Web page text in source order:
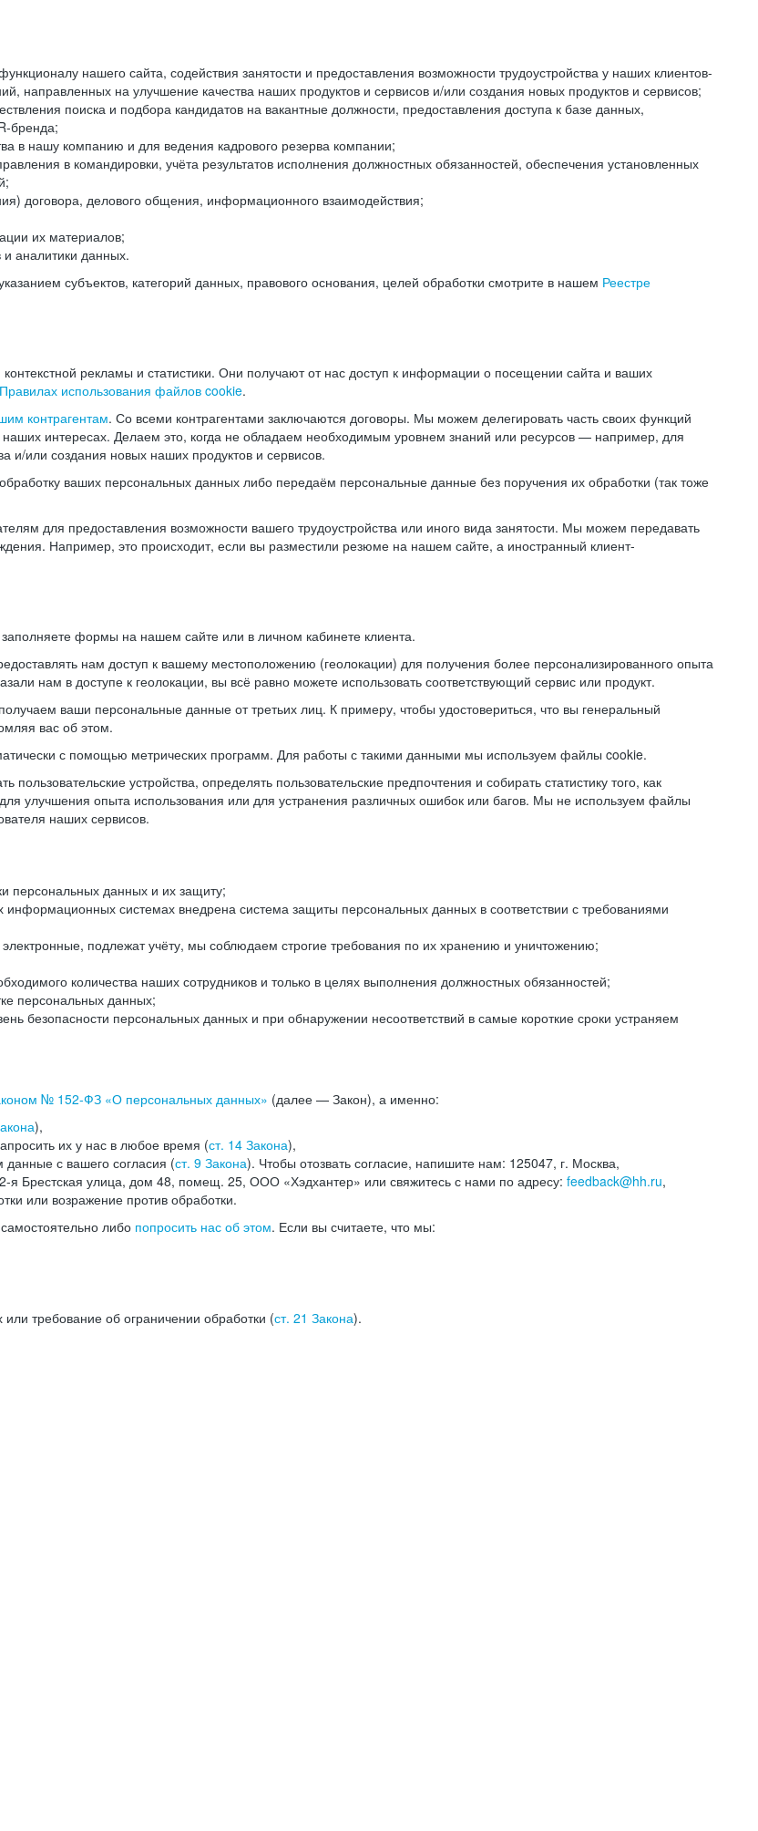
нашего сайта, содействия занятости и предоставления возможности трудоустройства у наших клиентов-
направленных на улучшение качества наших продуктов и сервисов и/или создания новых продуктов и сервисов;
поиска и подбора кандидатов на вакантные должности, предоставления доступа к базе данных,
бренда;
в нашу компанию и для ведения кадрового резерва компании;
в командировки, учёта результатов исполнения должностных обязанностей, обеспечения установленных
договора, делового общения, информационного взаимодействия;
их материалов;
аналитики данных.
субъектов, категорий данных, правового основания, целей обработки смотрите в нашем Реестре
рекламы и статистики. Они получают от нас доступ к информации о посещении сайта и ваших
Правилах использования файлов cookie.
контрагентам. Со всеми контрагентами заключаются договоры. Мы можем делегировать часть своих функций
интересах. Делаем это, когда не обладаем необходимым уровнем знаний или ресурсов — например, для
и/или создания новых наших продуктов и сервисов.
ваших персональных данных либо передаём персональные данные без поручения их обработки (так тоже
для предоставления возможности вашего трудоустройства или иного вида занятости. Мы можем передавать
Например, это происходит, если вы разместили резюме на нашем сайте, а иностранный клиент-
формы на нашем сайте или в личном кабинете клиента.
нам доступ к вашему местоположению (геолокации) для получения более персонализированного опыта
нам в доступе к геолокации, вы всё равно можете использовать соответствующий сервис или продукт.
ваши персональные данные от третьих лиц. К примеру, чтобы удостовериться, что вы генеральный
вас об этом.
с помощью метрических программ. Для работы с такими данными мы используем файлы cookie.
устройства, определять пользовательские предпочтения и собирать статистику того, как
улучшения опыта использования или для устранения различных ошибок или багов. Мы не используем файлы
наших сервисов.
персональных данных и их защиту;
системах внедрена система защиты персональных данных в соответствии с требованиями
подлежат учёту, мы соблюдаем строгие требования по их хранению и уничтожению;
количества наших сотрудников и только в целях выполнения должностных обязанностей;
персональных данных;
безопасности персональных данных и при обнаружении несоответствий в самые короткие сроки устраняем
№ 152-ФЗ «О персональных данных» (далее — Закон), а именно:
),
их у нас в любое время (ст. 14 Закона),
данные с вашего согласия (ст. 9 Закона). Чтобы отозвать согласие, напишите нам: 125047, г. Москва,
я Брестская улица, дом 48, помещ. 25, ООО «Хэдхантер» или свяжитесь с нами по адресу: feedback@hh.ru,
или возражение против обработки.
либо попросить нас об этом. Если вы считаете, что мы:
требование об ограничении обработки (ст. 21 Закона).